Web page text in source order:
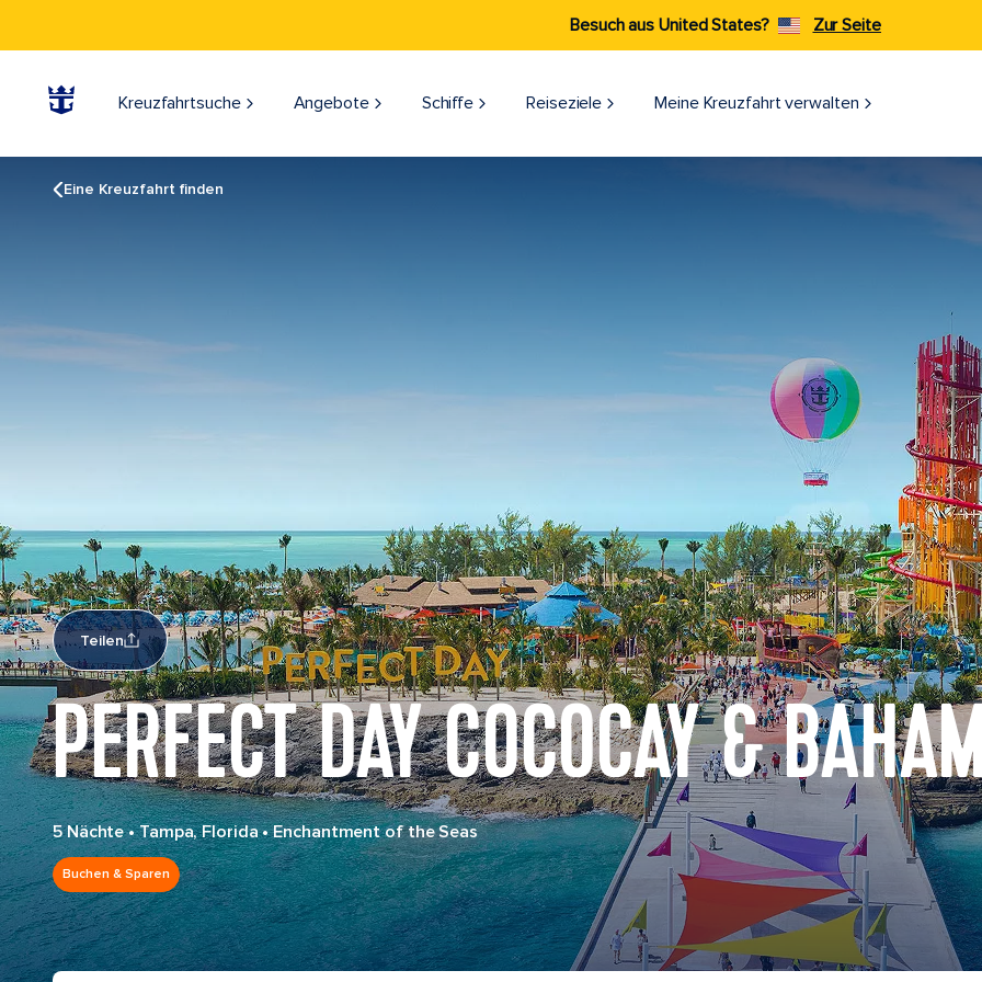
Besuch aus United States? Zur Seite
Kreuzfahrtsuche Angebote Schiffe Reiseziele​ Meine Kreuzfahrt verwalten
Eine Kreuzfahrt finden
Teilen
PERFECT DAY COCOCAY &
5 Nächte•Tampa, Florida•Enchantment of the Seas
Buchen & Sparen